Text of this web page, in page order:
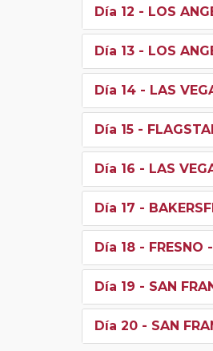
Día 12 - LOS
Día 13 - LOS
Día 14 - LAS
Día 15 -
Día 16 - LAS
Día 17 -
Día 18 - FRESNO
Día 19 - SAN
Día 20 - SAN